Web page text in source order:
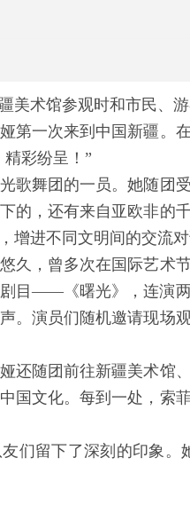
术馆参观时和市民、游
一次来到中国新疆。
彩纷呈！”
舞团的一员。她随团
的，还有来自亚欧非的
增进不同文明间的交流对
，曾多次在国际艺术
目——《曙光》，连演
。演员们随机邀请现场
随团前往新疆美术馆
国文化。每到一处，索
留下了深刻的印象。